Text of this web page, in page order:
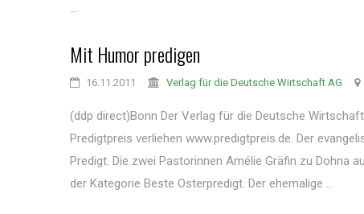
...
Mit Humor predigen
16.11.2011 Verlag für die Deutsche Wirtschaft AG
(ddp direct)Bonn Der Verlag für die Deutsche
Predigtpreis verliehen www.predigtpreis.de. Der
Predigt. Die zwei Pastorinnen Amélie Gräfin zu Dohna
der Kategorie Beste Osterpredigt. Der ehemalige ...